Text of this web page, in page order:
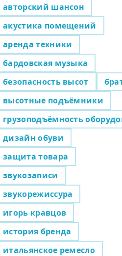
авторский шансон
акустика помещений
аренда техники
бардовская музыка
безопасность высот
высотные подъёмники
грузоподъёмность
дизайн обуви
защита товара
звукозаписи
звукорежиссура
игорь кравцов
история бренда
итальянское ремесло